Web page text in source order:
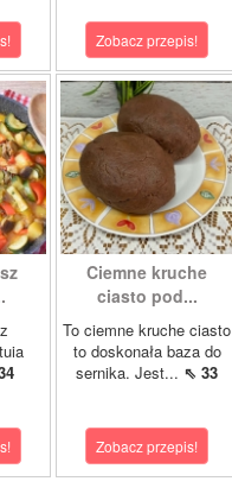
Zobacz przepis!
Ciemne kruche
ciasto pod...
To ciemne kruche ciasto
to doskonała baza do
sernika. Jest... ⇖ 33
Zobacz przepis!